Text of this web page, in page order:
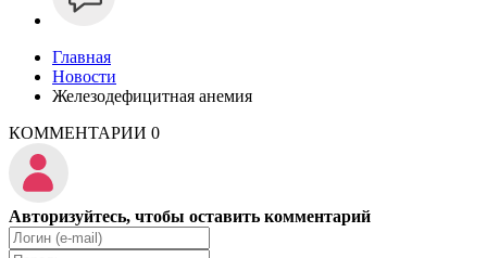
Главная
Новости
Железодефицитная анемия
КОММЕНТАРИИ 0
Авторизуйтесь, чтобы оставить комментарий